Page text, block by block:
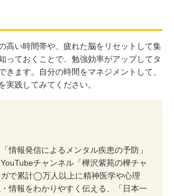
高い時間帯や、疲れた脳をリセットして集
っておくことで、勉強効率がアップしてタ
きます。自分の時間をマネジメントして、
実践してみてください。
情報発信によるメンタル疾患の予防」
チャンネル「樺沢紫苑の樺チャ
で累計◯万人以上に精神医学や心理
情報をわかりやすく伝える、「日本一